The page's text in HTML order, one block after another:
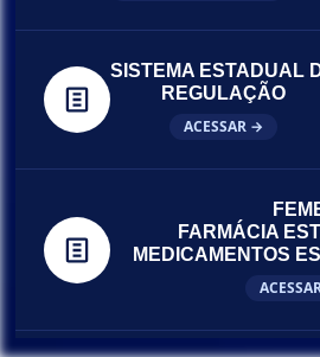
SISTEMA ESTADUAL
REGULAÇÃO
ACESSAR →
FARMÁCIA
MEDICAMENTOS